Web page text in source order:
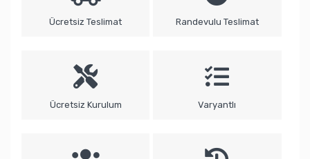
Ücretsiz Teslimat Randevulu Teslimat
Ücretsiz Kurulum Varyantlı